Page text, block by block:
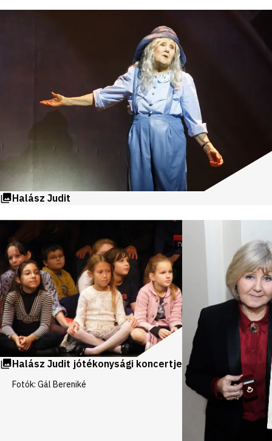
Halász Judit
Videók
és
galériák
Halász Judit jótékonysági koncertje
Fotók: Gál Bereniké